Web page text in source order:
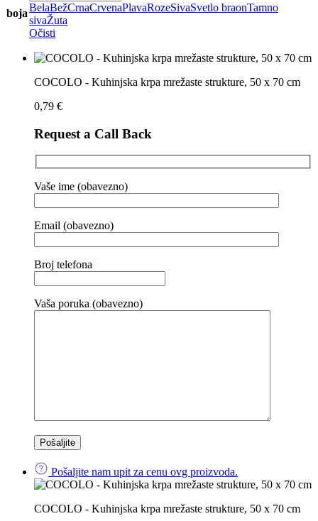
bojaBelaBežCrnaCrvenaPlavaRozeSivaSvetlo braonTamno
sivaŽuta
Očisti
COCOLO - Kuhinjska krpa mrežaste strukture, 50 x 70 cm
0,79 €
Request a Call Back
Vaše ime (obavezno)
Email (obavezno)
Broj telefona
Vaša poruka (obavezno)
Pošaljite nam upit za cenu ovg proizvoda.
COCOLO - Kuhinjska krpa mrežaste strukture, 50 x 70 cm